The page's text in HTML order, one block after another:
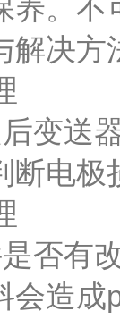
养。
决方
送器
断电极
有改
会造